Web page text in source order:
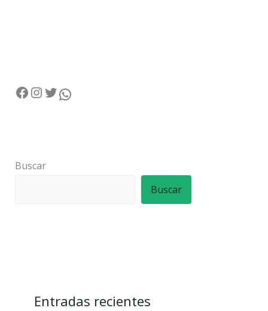
Buscar
Buscar
Entradas recientes